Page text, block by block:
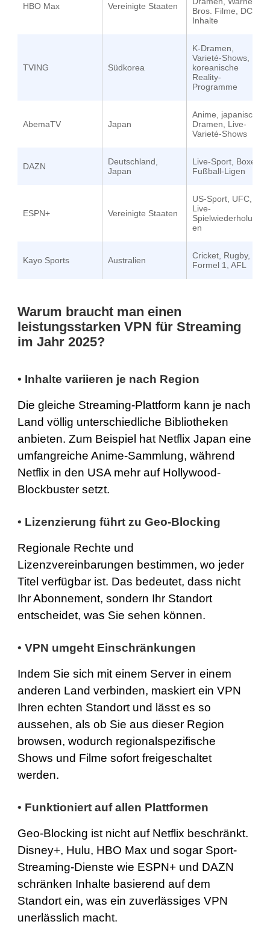
HBO Max Vereinigte Staaten
Bros. Filme, DC-
Inhalte
TVING Südkorea
K-Dramen,
Varieté-Shows,
koreanische
Reality-
Programme
AbemaTV Japan
Anime, japanische
Dramen, Live-
Varieté-Shows
DAZN
Deutschland,
Japan
Live-Sport, Boxen,
Fußball-Ligen
ESPN+ Vereinigte Staaten
US-Sport, UFC,
Live-
Spielwiederholung
en
Kayo Sports Australien
Cricket, Rugby,
Formel 1, AFL
Warum braucht man einen
leistungsstarken VPN für Streaming
im Jahr 2025?
• Inhalte variieren je nach Region
Die gleiche Streaming-Plattform kann je nach
Land völlig unterschiedliche Bibliotheken
anbieten. Zum Beispiel hat Netflix Japan eine
umfangreiche Anime-Sammlung, während
Netflix in den USA mehr auf Hollywood-
Blockbuster setzt.
• Lizenzierung führt zu Geo-Blocking
Regionale Rechte und
Lizenzvereinbarungen bestimmen, wo jeder
Titel verfügbar ist. Das bedeutet, dass nicht
Ihr Abonnement, sondern Ihr Standort
entscheidet, was Sie sehen können.
• VPN umgeht Einschränkungen
Indem Sie sich mit einem Server in einem
anderen Land verbinden, maskiert ein VPN
Ihren echten Standort und lässt es so
aussehen, als ob Sie aus dieser Region
browsen, wodurch regionalspezifische
Shows und Filme sofort freigeschaltet
werden.
• Funktioniert auf allen Plattformen
Geo-Blocking ist nicht auf Netflix beschränkt.
Disney+, Hulu, HBO Max und sogar Sport-
Streaming-Dienste wie ESPN+ und DAZN
schränken Inhalte basierend auf dem
Standort ein, was ein zuverlässiges VPN
unerlässlich macht.